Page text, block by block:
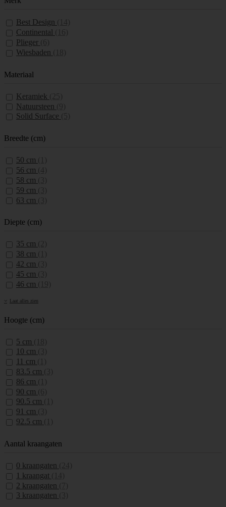
Best Design
Continental
Plieger
Wiesbaden
Materiaal
Keramiek
Natuursteen
Solid Surface
Breedte (cm)
50 cm
56 cm
58 cm
59 cm
63 cm
Diepte (cm)
35 cm
38 cm
42 cm
45 cm
46 cm
Laat alles zien
Hoogte (cm)
5 cm
10 cm
11 cm
83.5 cm
86 cm
90 cm
90.5 cm
91 cm
92.5 cm
Aantal kraangaten
0 kraangaten
1 kraangat
2 kraangaten
3 kraangaten